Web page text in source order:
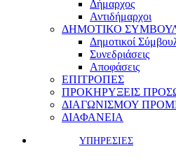
Δήμαρχος
Αντιδήμαρχοι
ΔΗΜΟΤΙΚΟ
Δημοτικοί
Συνεδριάσεις
Αποφάσεις
ΕΠΙΤΡΟΠΕΣ
ΠΡΟΚΗΡΥΞΕΙΣ
ΔΙΑΓΩΝΙΣΜΟΥ
ΔΙΑΦΑΝΕΙΑ
ΥΠΗΡΕΣΙΕΣ